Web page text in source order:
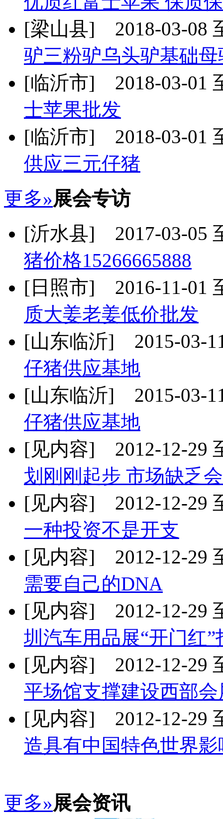
[梁山县] 2018-03-08
驴三粉驴乌头驴基础
[临沂市] 2018-03-01
士苹果批发
[临沂市] 2018-03-01
供应三元仔猪
更多»展会专访
[沂水县] 2017-03-05
猪价格15266665888
[日照市] 2016-11-01
质大姜老姜低价批发
[山东临沂] 2015-03-
仔猪供应基地
[山东临沂] 2015-03-
仔猪供应基地
[见内容] 2012-12-29
划刚刚起步 市场缺乏
[见内容] 2012-12-29
一种投资不是开支
[见内容] 2012-12-29
需要自己的DNA
[见内容] 2012-12-29
圳汽车用品展“开门红”
[见内容] 2012-12-29
平场馆支撑建设西部
[见内容] 2012-12-29
造具有中国特色世界
更多»展会资讯